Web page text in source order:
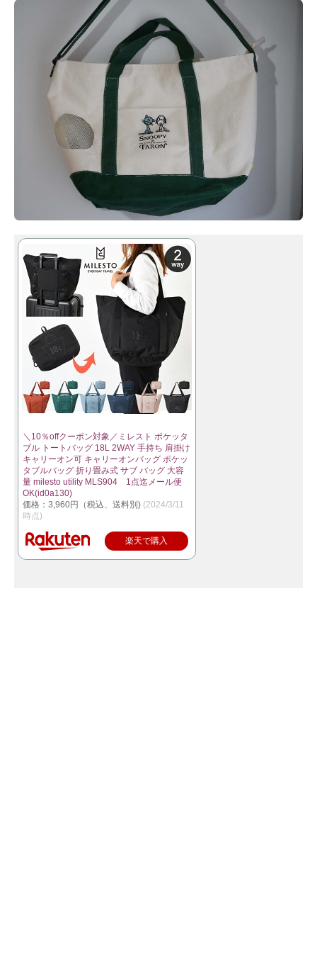
＼10％offクーポン対象／ミレスト ポケッタ
ブル トートバッグ 18L 2WAY 手持ち 肩掛け
キャリーオン可 キャリーオンバッグ ポケッ
タブルバッグ 折り畳み式 サブ バッグ 大容
量 milesto utility MLS904 1点迄メール便
OK(id0a130)
価格：3,960円（税込、送料別) (2024/3/11
時点)
楽天で購入